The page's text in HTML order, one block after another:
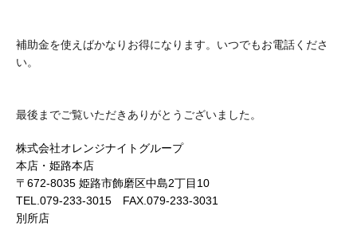
補助金を使えばかなりお得になります。いつでもお電話くださ
い。
最後までご覧いただきありがとうございました。
株式会社オレンジナイトグループ
本店・姫路本店
〒672-8035 姫路市飾磨区中島2丁目10
TEL.079-233-3015 FAX.079-233-3031
別所店